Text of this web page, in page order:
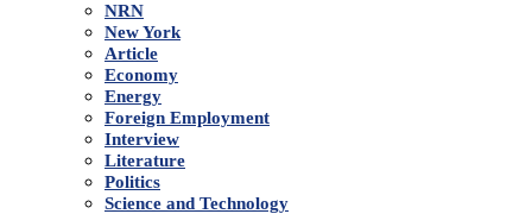
NRN
New York
Article
Economy
Energy
Foreign Employment
Interview
Literature
Politics
Science and Technology